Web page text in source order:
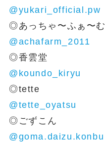
@yukari_official.pw
◎あっちゃ〜ふぁ〜む
@achafarm_2011
◎香雲堂
@koundo_kiryu
◎tette
@tette_oyatsu
◎ごずこん
@goma.daizu.konbu